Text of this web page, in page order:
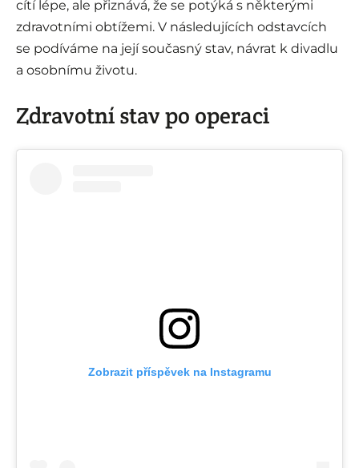
cítí lépe, ale přiznává, že se potýká s některými
zdravotními obtížemi. V následujících odstavcích
se podíváme na její současný stav, návrat k divadlu
a osobnímu životu.
Zdravotní stav po operaci
Zobrazit příspěvek na Instagramu